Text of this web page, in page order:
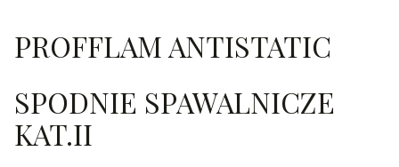
PROFFLAM ANTISTATIC
SPODNIE SPAWALNICZE
KAT.II